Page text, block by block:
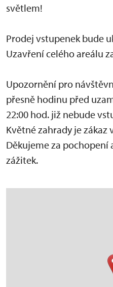
světlem!
Prodej vstupenek bude
Uzavření celého areálu
Upozornění pro
přesně hodinu před
22:00 hod. již nebude
Květné zahrady je zákaz
Děkujeme za
zážitek.